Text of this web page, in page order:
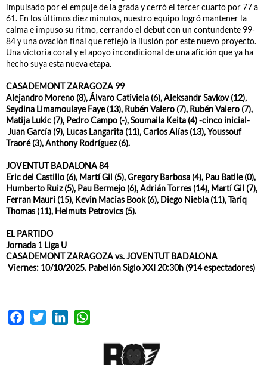
impulsado por el empuje de la grada y cerró el tercer cuarto por 77 a
61. En los últimos diez minutos, nuestro equipo logró mantener la
calma e impuso su ritmo, cerrando el debut con un contundente 99-
84 y una ovación final que reflejó la ilusión por este nuevo proyecto.
Una victoria coral y el apoyo incondicional de una afición que ya ha
hecho suya esta nueva etapa.
CASADEMONT ZARAGOZA 99
Alejandro Moreno (8), Álvaro Cativiela (6), Aleksandr Savkov (12),
Seydina Limamoulaye Faye (13), Rubén Valero (7), Rubén Valero (7),
Matija Lukic (7), Pedro Campo (-), Soumaila Keita (4) -cinco inicial-
Juan García (9), Lucas Langarita (11), Carlos Alías (13), Youssouf
Traoré (3), Anthony Rodríguez (6).
JOVENTUT BADALONA 84
Eric del Castillo (6), Martí Gil (5), Gregory Barbosa (4), Pau Batlle (0),
Humberto Ruiz (5), Pau Bermejo (6), Adrián Torres (14), Martí Gil (7),
Ferran Mauri (15), Kevin Macias Book (6), Diego Niebla (11), Tariq
Thomas (11), Helmuts Petrovics (5).
EL PARTIDO
Jornada 1 Liga U
CASADEMONT ZARAGOZA vs. JOVENTUT BADALONA
Viernes: 10/10/2025. Pabellón Siglo XXI 20:30h (914 espectadores)
Facebook
Twitter LinkedIn